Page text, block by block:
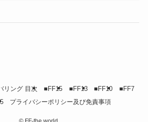
リング 目次 ■FF15 ■FF13 ■FF10
■FF7
プライバシーポリシー及び免責事項